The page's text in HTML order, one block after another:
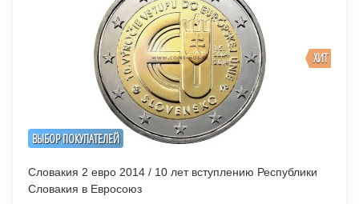
ВЫБОР ПОКУПАТЕЛЕЙ
ХИТ
Словакия 2 евро 2014 / 10 лет вступлению Республики
Словакия в Евросоюз